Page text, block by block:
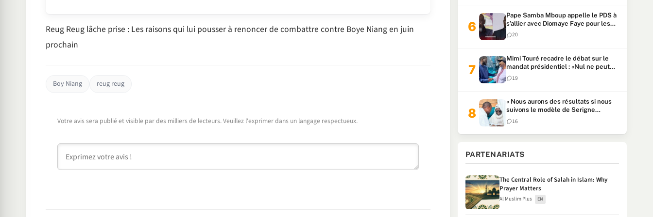
Reug Reug lâche prise : Les raisons qui lui pousser à renoncer de combattre contre Boye Niang en juin
prochain
Boy Niang reug reug
Votre avis sera publié et visible par des milliers de lecteurs. Veuillez l'exprimer dans un langage respectueux.
Pape Samba Mboup appelle le PDS à
s’allier avec Diomaye Faye pour les
locales et tacle Sonko
20
Mimi Touré recadre le débat sur le
mandat présidentiel : «Nul ne peut
faire plus de deux mandats
consécutifs de 5 ans»
19
« Nous aurons des résultats si nous
suivons le modèle de Serigne
Touba » : Ousmane Sonko au Khalife
Serigne Mountakha
16
PARTENARIATS
The Central Role of Salah in Islam: Why
Prayer Matters
Al Muslim Plus EN